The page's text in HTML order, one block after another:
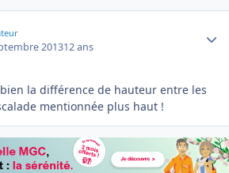
201312 ans
la différence de hauteur entre les
mentionnée plus haut !